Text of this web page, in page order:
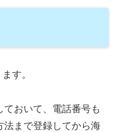
す。
おいて、電話番号も
法まで登録してから海